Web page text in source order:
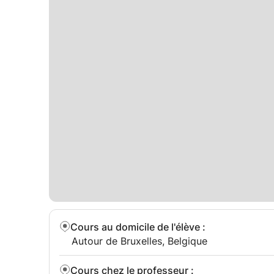
Cours au domicile de l'élève :
Autour de Bruxelles, Belgique
Cours chez le professeur :